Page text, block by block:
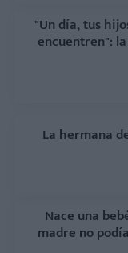
"Un día, tus
encuentren":
La hermana
Nace una
madre no